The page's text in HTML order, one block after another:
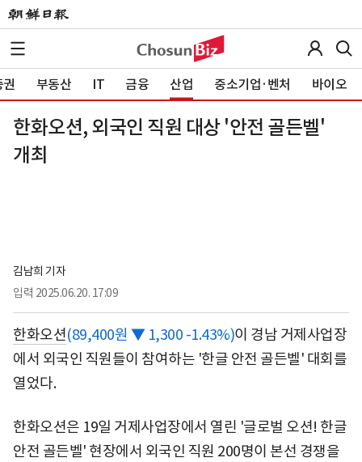
부동산 IT 금융 산업 중소기업·벤처 바이오
한화오션, 외국인 직원 대상 '안전 골든벨'
개최
김남희 기자
입력 2025.06.20. 17:09
한화오션(89,400원 ▼ 1,300 -1.43%)이 경남 거제사업장
에서 외국인 직원들이 참여하는 '한글 안전 골든벨' 대회를
열었다.
한화오션은 19일 거제사업장에서 열린 '글로벌 오션! 한글
안전 골든벨' 현장에서 외국인 직원 200명이 본선 경쟁을